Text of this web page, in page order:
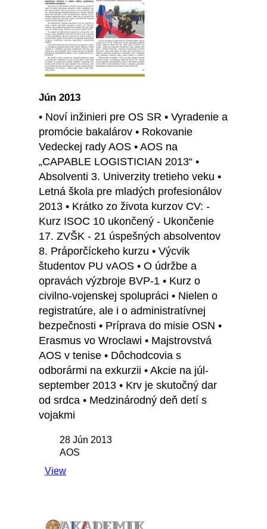
Jún 2013
• Noví inžinieri pre OS SR • Vyradenie a
promócie bakalárov • Rokovanie
Vedeckej rady AOS • AOS na
„CAPABLE LOGISTICIAN 2013“ •
Absolventi 3. Univerzity tretieho veku •
Letná škola pre mladých profesionálov
2013 • Krátko zo života kurzov CV: -
Kurz ISOC 10 ukončený - Ukončenie
17. ZVŠK - 21 úspešných absolventov
8. Práporčíckeho kurzu • Výcvik
študentov PU vAOS • O údržbe a
opravách výzbroje BVP-1 • Kurz o
civilno-vojenskej spolupráci • Nielen o
registratúre, ale i o administratívnej
bezpečnosti • Príprava do misie OSN •
Erasmus vo Wroclawi • Majstrovstvá
AOS v tenise • Dôchodcovia s
odborármi na exkurzii • Akcie na júl-
september 2013 • Krv je skutočný dar
od srdca • Medzinárodný deň detí s
vojakmi
28 Jún 2013
AOS
View